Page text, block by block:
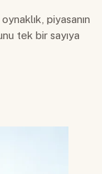
piyasanın
tek bir sayıya